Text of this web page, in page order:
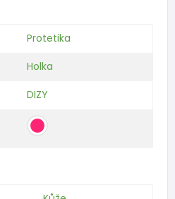
Protetika
Holka
DIZY